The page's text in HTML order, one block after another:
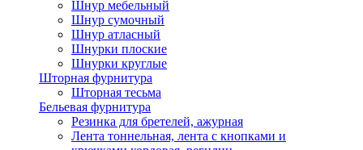
Шнур мебельный
Шнур сумочный
Шнур атласный
Шнурки плоские
Шнурки круглые
Шторная фурнитура
Шторная тесьма
Бельевая фурнитура
Резинка для бретелей, ажурная
Лента тоннельная, лента с кнопками и